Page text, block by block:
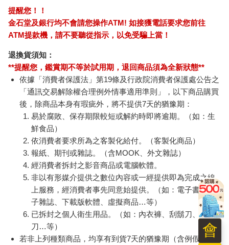
提醒您！！
金石堂及銀行均不會請您操作ATM! 如接獲電話要求您前往
ATM提款機，請不要聽從指示，以免受騙上當！
退換貨須知：
**提醒您，鑑賞期不等於試用期，退回商品須為全新狀態**
依據「消費者保護法」第19條及行政院消費者保護處公告之
「通訊交易解除權合理例外情事適用準則」，以下商品購買
後，除商品本身有瑕疵外，將不提供7天的猶豫期：
易於腐敗、保存期限較短或解約時即將逾期。（如：生
鮮食品）
依消費者要求所為之客製化給付。（客製化商品）
報紙、期刊或雜誌。（含MOOK、外文雜誌）
經消費者拆封之影音商品或電腦軟體。
非以有形媒介提供之數位內容或一經提供即為完成之線
上服務，經消費者事先同意始提供。（如：電子書、電
子雜誌、下載版軟體、虛擬商品…等）
已拆封之個人衛生用品。（如：內衣褲、刮鬍刀、除毛
刀…等）
若非上列種類商品，均享有到貨7天的猶豫期（含例假
會